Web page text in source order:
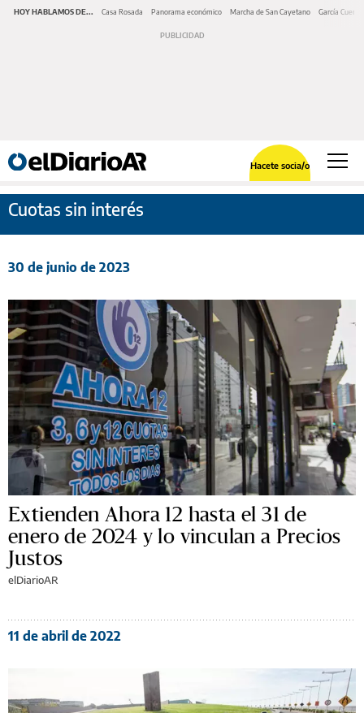
HOY HABLAMOS DE... Casa Rosada Panorama económico Marcha de San Cayetano García Cuerva
Hacete socia/o
Cuotas sin interés
30 de junio de 2023
Extienden Ahora 12 hasta el 31 de
enero de 2024 y lo vinculan a Precios
Justos
elDiarioAR
11 de abril de 2022